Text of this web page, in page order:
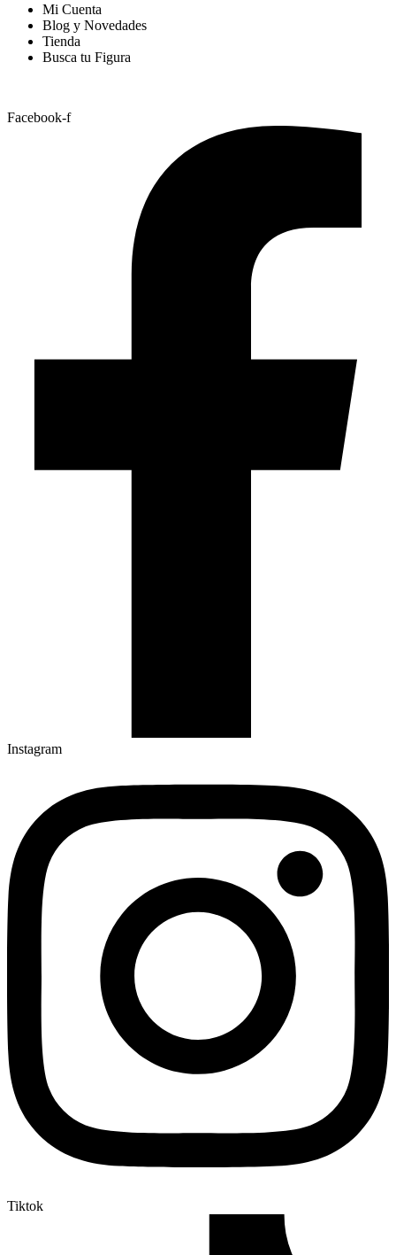
Mi Cuenta
Blog y Novedades
Tienda
Busca tu Figura
Facebook-f
Instagram
Tiktok